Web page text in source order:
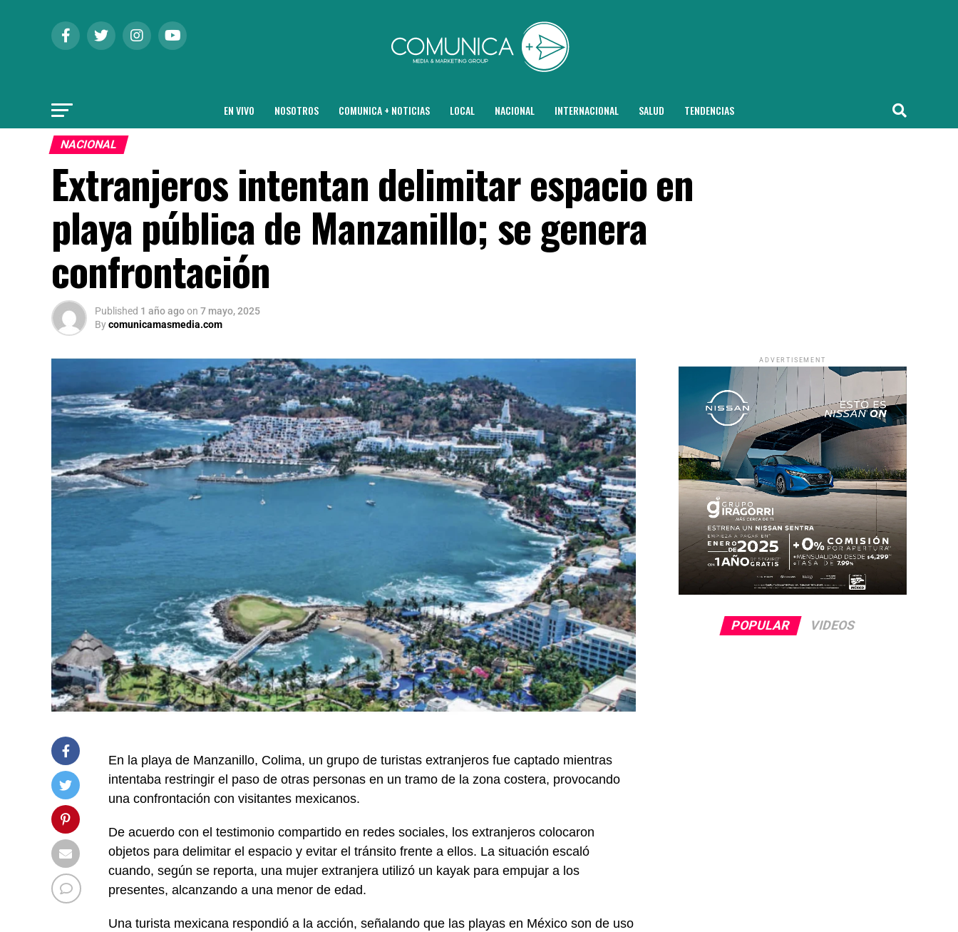
EN VIVO NOSOTROS COMUNICA + NOTICIAS LOCAL NACIONAL INTERNACIONAL SALUD TENDENCIAS
NACIONAL
Extranjeros intentan delimitar espacio en
playa pública de Manzanillo; se genera
confrontación
Published 1 año agoon 7 mayo, 2025
Bycomunicamasmedia.com
En la playa de Manzanillo, Colima, un grupo de turistas extranjeros fue captado mientras
intentaba restringir el paso de otras personas en un tramo de la zona costera, provocando
una confrontación con visitantes mexicanos.
De acuerdo con el testimonio compartido en redes sociales, los extranjeros colocaron
objetos para delimitar el espacio y evitar el tránsito frente a ellos. La situación escaló
cuando, según se reporta, una mujer extranjera utilizó un kayak para empujar a los
presentes, alcanzando a una menor de edad.
Una turista mexicana respondió a la acción, señalando que las playas en México son de uso
ADVERTISEMENT
POPULAR VIDEOS